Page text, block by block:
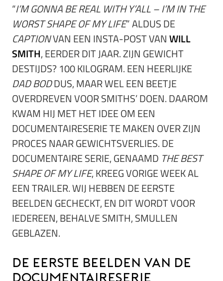
“I’M GONNA BE REAL WITH Y’ALL – I’M IN THE
WORST SHAPE OF MY LIFE” ALDUS DE
CAPTIONVAN EEN INSTA-POST VANWILL
SMITH, EERDER DIT JAAR. ZIJN GEWICHT
DESTIJDS? 100 KILOGRAM. EEN HEERLIJKE
DAD BODDUS, MAAR WEL EEN BEETJE
OVERDREVEN VOOR SMITHS’ DOEN. DAAROM
KWAM HIJ MET HET IDEE OM EEN
DOCUMENTAIRESERIE TE MAKEN OVER ZIJN
PROCES NAAR GEWICHTSVERLIES. DE
DOCUMENTAIRE SERIE, GENAAMD THE BEST
SHAPE OF MY LIFE, KREEG VORIGE WEEK AL
EEN TRAILER. WIJ HEBBEN DE EERSTE
BEELDEN GECHECKT, EN DIT WORDT VOOR
IEDEREEN, BEHALVE SMITH, SMULLEN
GEBLAZEN.
De eerste beelden van de